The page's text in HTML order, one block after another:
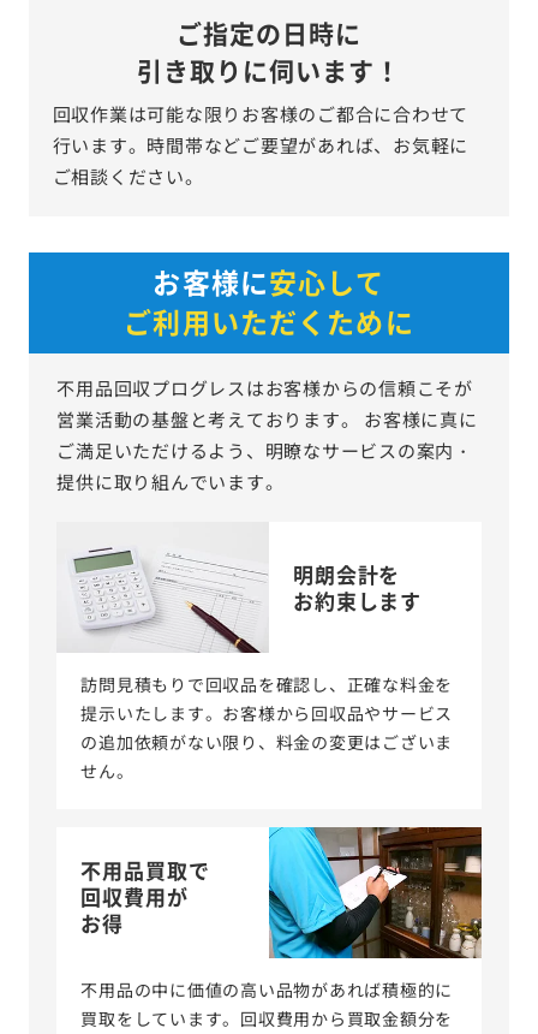
ご指定の日時に
引き取りに伺います！
回収作業は可能な限りお客様のご都合に合わせて
行います。時間帯などご要望があれば、お気軽に
ご相談ください。
お客様に安心して
ご利用いただくために
不用品回収プログレスはお客様からの信頼こそが
営業活動の基盤と考えております。
お客様に真に
ご満足いただけるよう、明瞭なサービスの案内・
提供に取り組んでいます。
明朗会計を
お約束します
訪問見積もりで回収品を確認し、正確な料金を
提示いたします。お客様から回収品やサービス
の追加依頼がない限り、料金の変更はございま
せん。
不用品買取で
回収費用が
お得
不用品の中に価値の高い品物があれば積極的に
買取をしています。回収費用から買取金額分を